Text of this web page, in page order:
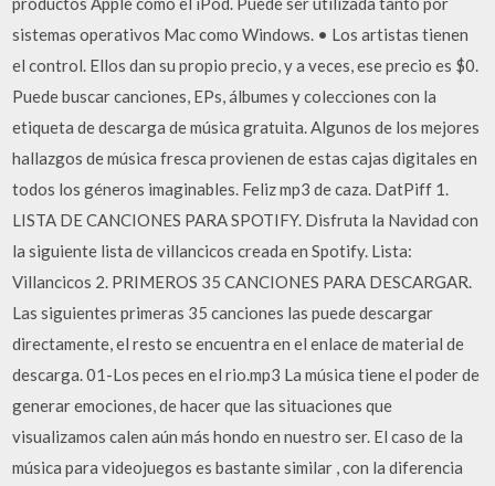
sistemas operativos Mac como Windows. • Los artistas tienen
el control. Ellos dan su propio precio, y a veces, ese precio es $0.
Puede buscar canciones, EPs, álbumes y colecciones con la
etiqueta de descarga de música gratuita. Algunos de los mejores
hallazgos de música fresca provienen de estas cajas digitales en
todos los géneros imaginables. Feliz mp3 de caza. DatPiff 1.
LISTA DE CANCIONES PARA SPOTIFY. Disfruta la Navidad con
la siguiente lista de villancicos creada en Spotify. Lista:
Villancicos 2. PRIMEROS 35 CANCIONES PARA DESCARGAR.
Las siguientes primeras 35 canciones las puede descargar
directamente, el resto se encuentra en el enlace de material de
descarga. 01-Los peces en el rio.mp3 La música tiene el poder de
generar emociones, de hacer que las situaciones que
visualizamos calen aún más hondo en nuestro ser. El caso de la
música para videojuegos es bastante similar , con la diferencia